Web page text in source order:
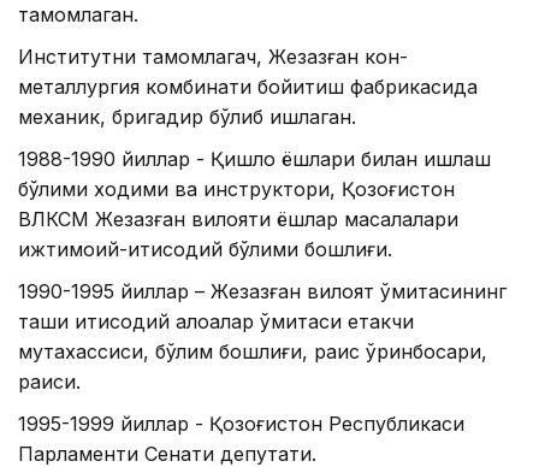
тамомлаган.
Институтни тамомлагач, Жезқазған кон-
металлургия комбинати бойитиш фабрикасида
механик, бригадир бўлиб ишлаган.
1988-1990 йиллар - Қишлоқ ёшлари билан ишлаш
бўлими ходими ва инструктори, Қозоғистон
ВЛКСМ Жезқазған вилояти ёшлар масалалари
ижтимоий-иқтисодий бўлими бошлиғи.
1990-1995 йиллар – Жезқазған вилоят қўмитасининг
ташқи иқтисодий алоқалар қўмитаси етакчи
мутахассиси, бўлим бошлиғи, раис ўринбосари,
раиси.
1995-1999 йиллар - Қозоғистон Республикаси
Парламенти Сенати депутати.